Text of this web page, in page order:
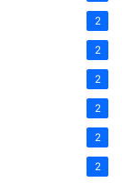
2
2
2
2
2
2